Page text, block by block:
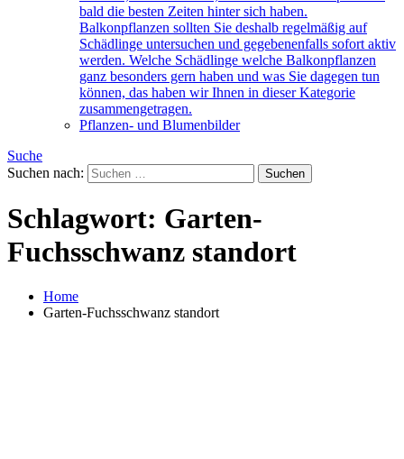
bald die besten Zeiten hinter sich haben.
Balkonpflanzen sollten Sie deshalb regelmäßig auf
Schädlinge untersuchen und gegebenenfalls sofort aktiv
werden. Welche Schädlinge welche Balkonpflanzen
ganz besonders gern haben und was Sie dagegen tun
können, das haben wir Ihnen in dieser Kategorie
zusammengetragen.
Pflanzen- und Blumenbilder
Suche
Suchen nach:
Schlagwort: Garten-
Fuchsschwanz standort
Home
Garten-Fuchsschwanz standort